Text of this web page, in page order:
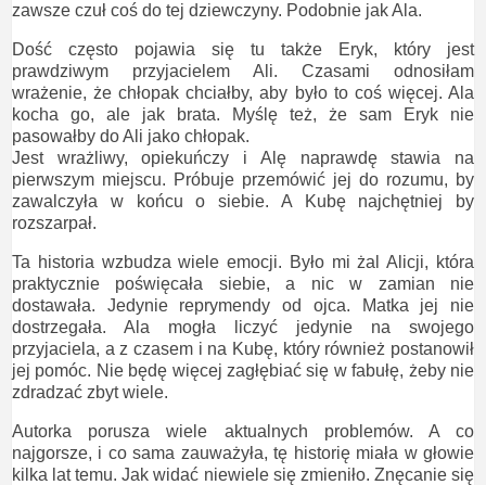
zawsze czuł coś do tej dziewczyny. Podobnie jak Ala.
Dość często pojawia się tu także Eryk, który jest
prawdziwym przyjacielem Ali. Czasami odnosiłam
wrażenie, że chłopak chciałby, aby było to coś więcej. Ala
kocha go, ale jak brata. Myślę też, że sam Eryk nie
pasowałby do Ali jako chłopak.
Jest wrażliwy, opiekuńczy i Alę naprawdę stawia na
pierwszym miejscu. Próbuje przemówić jej do rozumu, by
zawalczyła w końcu o siebie. A Kubę najchętniej by
rozszarpał.
Ta historia wzbudza wiele emocji. Było mi żal Alicji, która
praktycznie poświęcała siebie, a nic w zamian nie
dostawała. Jedynie reprymendy od ojca. Matka jej nie
dostrzegała. Ala mogła liczyć jedynie na swojego
przyjaciela, a z czasem i na Kubę, który również postanowił
jej pomóc. Nie będę więcej zagłębiać się w fabułę, żeby nie
zdradzać zbyt wiele.
Autorka porusza wiele aktualnych problemów. A co
najgorsze, i co sama zauważyła, tę historię miała w głowie
kilka lat temu. Jak widać niewiele się zmieniło. Znęcanie się